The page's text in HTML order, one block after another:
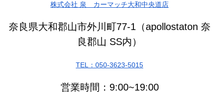
株式会社 泉 カーマッチ大和中央道店
奈良県大和郡山市外川町77-1（apollostaton 奈
良郡山 SS内）
TEL：050-3623-5015
営業時間：9:00~19:00